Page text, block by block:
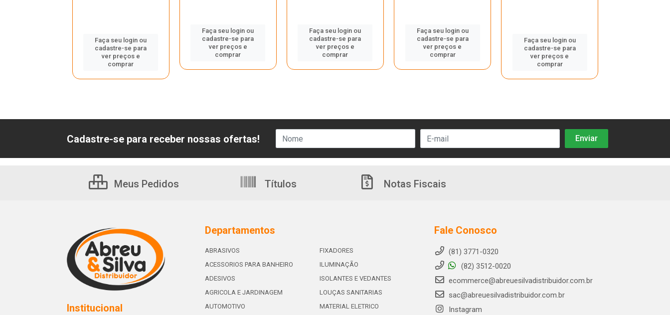
Faça seu login ou
cadastre-se para
ver preços e
comprar
Faça seu login ou
cadastre-se para
ver preços e
comprar
Faça seu login ou
cadastre-se para
ver preços e
comprar
Faça seu login ou
cadastre-se para
ver preços e
comprar
Faça seu login ou
cadastre-se para
ver preços e
comprar
Cadastre-se para receber nossas ofertas!
Meus Pedidos Títulos Notas Fiscais
Institucional
Departamentos
ABRASIVOS
ACESSORIOS PARA BANHEIRO
ADESIVOS
AGRICOLA E JARDINAGEM
AUTOMOTIVO
FIXADORES
ILUMINAÇÃO
ISOLANTES E VEDANTES
LOUÇAS SANITARIAS
MATERIAL ELETRICO
Fale Conosco
(81) 3771-0320
(82) 3512-0020
ecommerce@abreuesilvadistribuidor.com.br
sac@abreuesilvadistribuidor.com.br
Instagram